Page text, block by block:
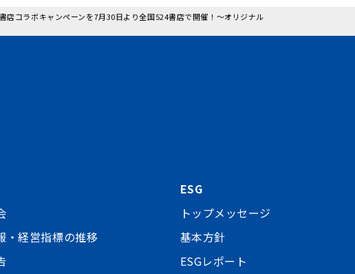
コラボキャンペーンを7月30日より全国524書店で開催！～オリジナル
・経営指標の推移
ESG
トップメッセージ
基本方針
ESGレポート